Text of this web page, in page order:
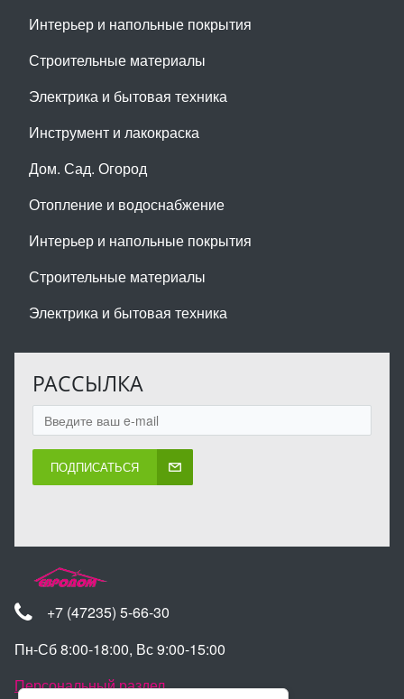
Интерьер и напольные покрытия
Строительные материалы
Электрика и бытовая техника
Инструмент и лакокраска
Дом. Сад. Огород
Отопление и водоснабжение
Интерьер и напольные покрытия
Строительные материалы
Электрика и бытовая техника
РАССЫЛКА
ПОДПИСАТЬСЯ
+7 (47235) 5-66-30
Пн-Сб 8:00-18:00, Вс 9:00-15:00
Персональный раздел